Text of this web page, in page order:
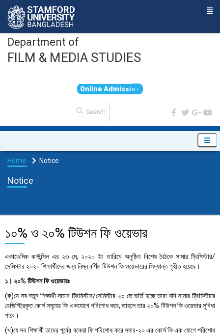
Department of
FILM & MEDIA STUDIES
On ine Ad mission
Home Notice
Notice
১০% ও ২০% টিউশন ফি ওয়েভার
একাডেমিক কাউন্সিল এর ২৩ মে, ২০২০ ইং তারিখে অনুষ্ঠিত বিশেষ বৈঠকে সামার ট্রিমিস্টার/
সেমিস্টার ২০২০ শিক্ষার্থীদের জন্য নিম্ন বর্ণিত টিউশন ফি ওয়েভারের সিদ্ধান্ত গৃহীত হয়েছে।
১। ২০% টিউশন ফি ওয়েভারঃ
(ক)যে সব নতুন শিক্ষার্থী সামার ট্রিমিস্টার/সেমিস্টার-২০ তে ভর্তি হচ্ছে তারা যদি সামার ট্রিমিস্টারে
রেজিস্ট্রিকৃত কোর্স সমূহের ফি একযোগে পরিশোধ করে, তাহলে তার ২০% টিউশন ফি ওয়েভার সুবিধা
পাবে।
(খ)যে সব শিক্ষার্থী তাদের পূর্বের বকেয়া ফি পরিশােধ করে সমার-২০ এর কোর্স ফি এক যােগে পরিশোধ